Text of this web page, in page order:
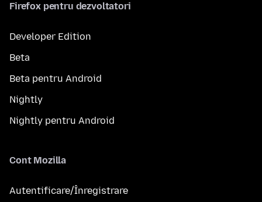
Firefox pentru dezvoltatori
Developer Edition
Beta
Beta pentru Android
Nightly
Nightly pentru Android
Cont Mozilla
Autentificare/Înregistrare